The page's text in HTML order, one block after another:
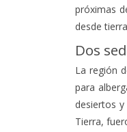
próximas
desde
Dos
La región
para
desiertos
Tierra,